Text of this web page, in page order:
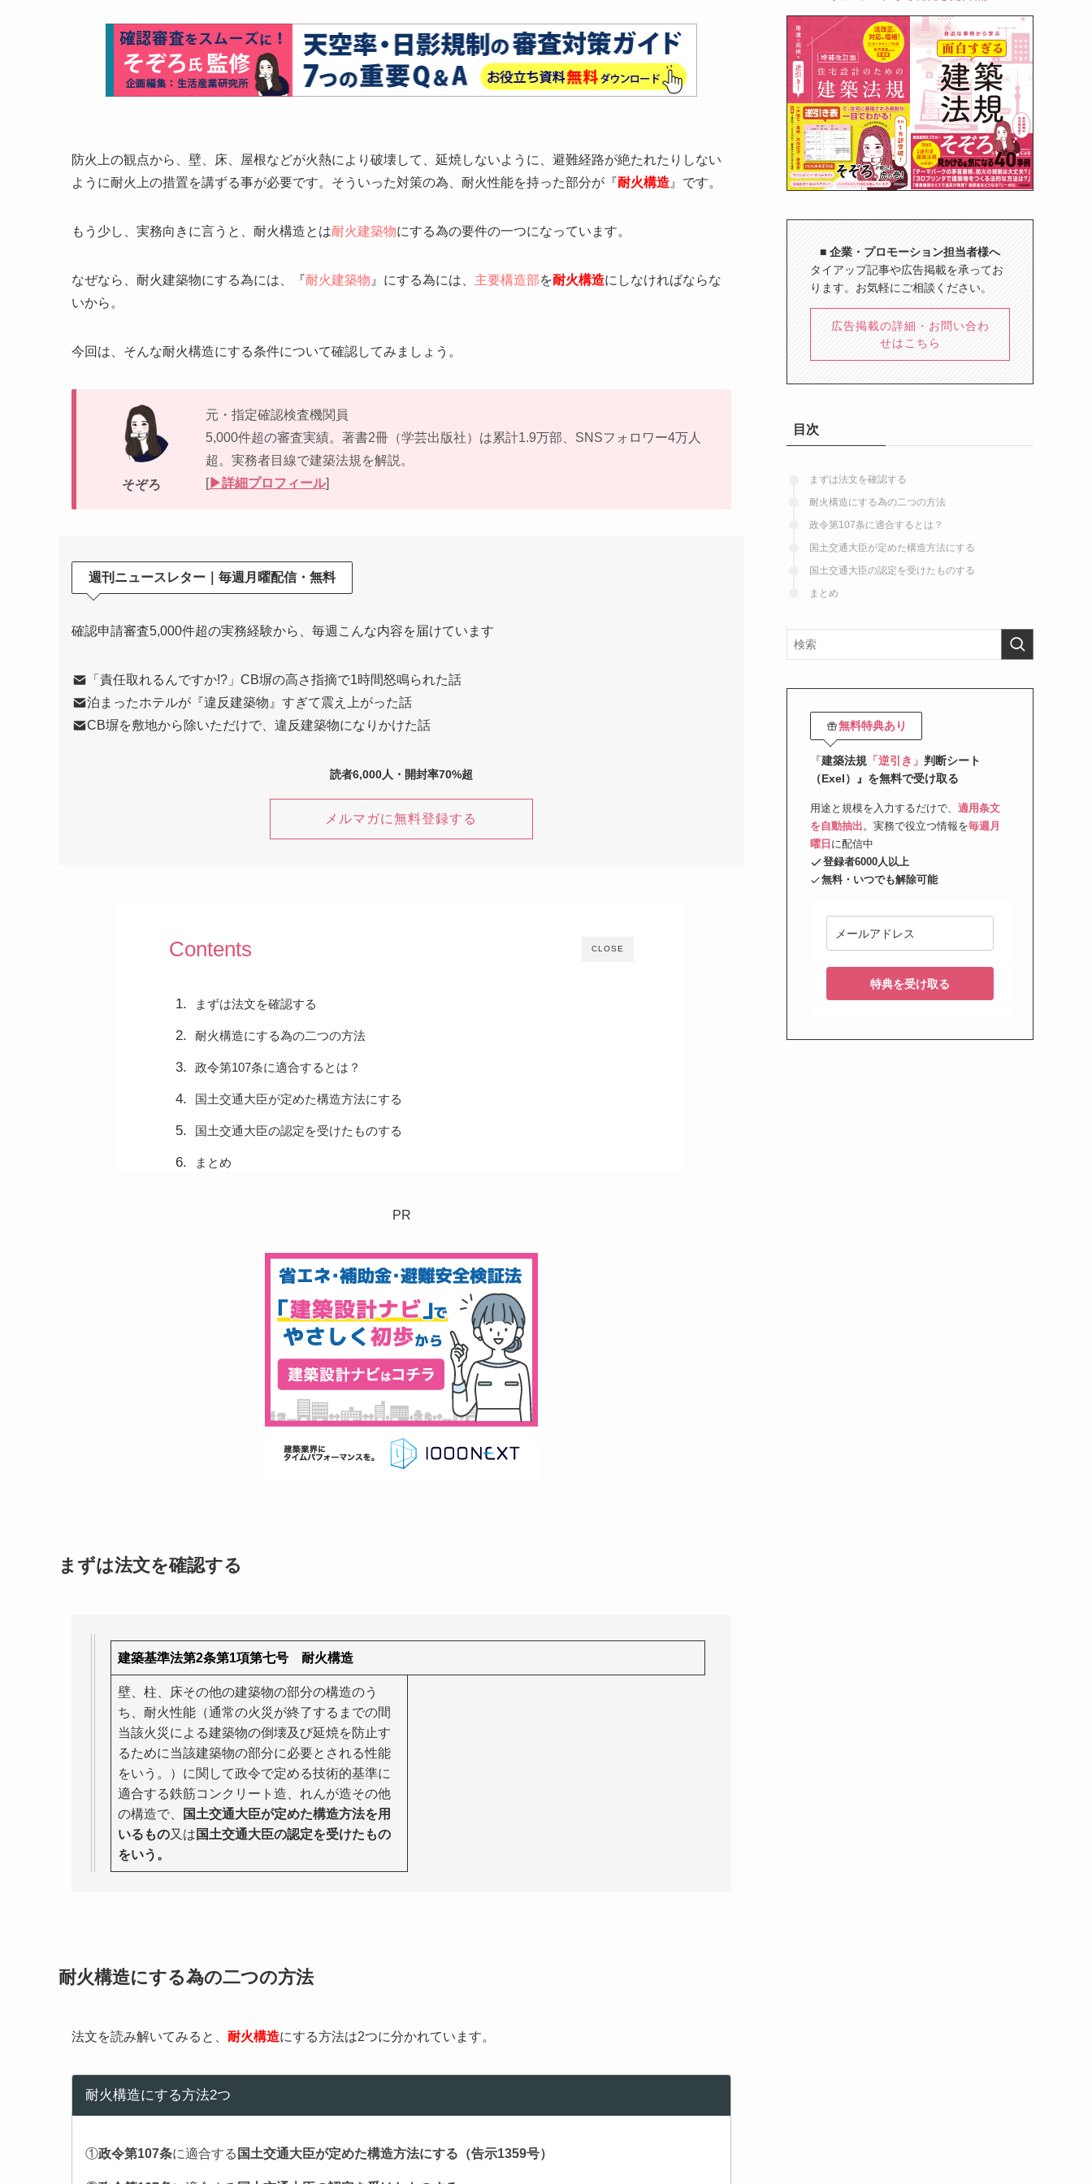
防火上の観点から、壁、床、屋根などが火熱により破壊して、延焼しないように、避難経路が絶たれたりしない
ように耐火上の措置を講ずる事が必要です。そういった対策の為、耐火性能を持った部分が『耐火構造 』です。
もう少し、実務向きに言うと、耐火構造とは耐火建築物にする為の要件の一つになっています。
なぜなら、耐火建築物にする為には、『耐火建築物 』にする為には、 主要構造部を耐火構造にしなければならな
いから。
今回は、そんな耐火構造にする条件について確認してみましょう。
そぞろ
元・指定確認検査機関員
5,000件超の審査実績。著書2冊（学芸出版社）は累計1.9万部、SNSフォロワー4万人
超。実務者目線で建築法規を解説。
[▶︎詳細プロフィール]
週刊ニュースレター｜毎週月曜配信・無料
確認申請審査5,000件超の実務経験から、毎週こんな内容を届けています
「責任取れるんですか!?」CB塀の高さ指摘で1時間怒鳴られた話
泊まったホテルが『違反建築物』すぎて震え上がった話
CB塀を敷地から除いただけで、違反建築物になりかけた話
読者6,000人・開封率70%超
メルマガに無料登録する
CLOSE
Contents
まずは法文を確認する
耐火構造にする為の二つの方法
政令第107条に適合するとは？
国土交通大臣が定めた構造方法にする
国土交通大臣の認定を受けたものする
まとめ
PR
まずは法文を確認する
建築基準法第2条第1項第七号 耐火構造
壁、柱、床その他の建築物の部分の構造のう
ち、 耐火性能 （通常の火災が終了するまでの間
当該火災による建築物の倒壊及び延焼を防止す
るために当該建築物の部分に必要とされる性能
をいう。
）に関して政令で定める技術的基準に
適合する鉄筋コンクリート造、れんが造その他
の構造で、
国土交通大臣が定めた構造方法を用
いるもの又は 国土交通大臣の認定を受けたもの
をいう。
耐火構造にする為の二つの方法
法文を読み解いてみると、 耐火構造にする方法は2つに分かれています。
耐火構造にする方法2つ
①政令第107条に適合する 国土交通大臣が定めた構造方法にする（告示1359号）
■ 企業・プロモーション担当者様へ
タイアップ記事や広告掲載を承ってお
ります。お気軽にご相談ください。
広告掲載の詳細・お問い合わ
せはこちら
目次
まずは法文を確認する
耐火構造にする為の二つの方法
政令第107条に適合するとは？
国土交通大臣が定めた構造方法にする
国土交通大臣の認定を受けたものする
まとめ
無料特典あり
『建築法規 「逆引き」 判断シート
（Exel）』を無料で受け取る
用途と規模を入力するだけで、 適用条文
を自動抽出。実務で役立つ情報を毎週月
曜日 に配信中
登録者6000人以上
無料・いつでも解除可能
特典を受け取る